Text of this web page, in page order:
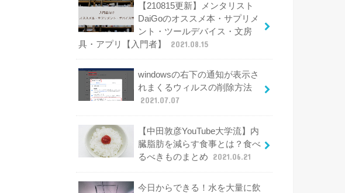
【210815更新】メンタリスト
DaiGoのオススメ本・サプリメ
ント・ツールデバイス・文房
具・アプリ【入門者】
2021.08.15
windowsの右下の通知が表示さ
れまくるウィルスの削除方法
2021.07.07
【中田敦彦YouTube大学流】内
臓脂肪を減らす食事とは？食べ
るべきものまとめ
2021.06.21
今日からできる！水を大量に飲